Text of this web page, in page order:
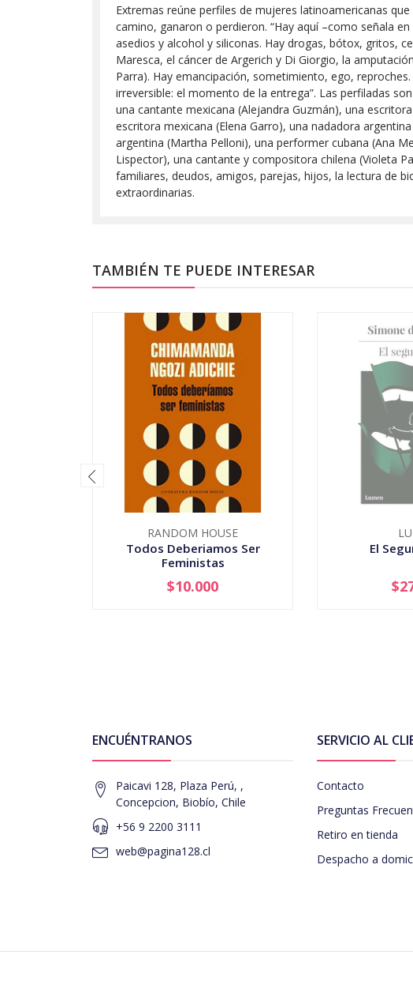
Extremas reúne perfiles de mujeres latinoamericanas
camino, ganaron o perdieron. “Hay aquí –como señala
asedios y alcohol y siliconas. Hay drogas, bótox, gritos,
Maresca, el cáncer de Argerich y Di Giorgio, la
Parra). Hay emancipación, sometimiento, ego,
irreversible: el momento de la entrega”. Las perfiladas
una cantante mexicana (Alejandra Guzmán), una
escritora mexicana (Elena Garro), una nadadora
argentina (Martha Pelloni), una performer cubana (Ana
Lispector), una cantante y compositora chilena (Violeta
familiares, deudos, amigos, parejas, hijos, la lectura de
extraordinarias.
TAMBIÉN TE PUEDE INTERESAR
RANDOM HOUSE
Todos Deberiamos Ser
Feministas
+
$10.000
El
ENCUÉNTRANOS
Paicavi 128, Plaza Perú, ,
Concepcion, Biobío, Chile
+56 9 2200 3111
web@pagina128.cl
SERVICIO AL
Contacto
Preguntas
Retiro en tienda
Despacho a